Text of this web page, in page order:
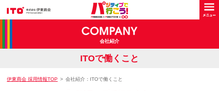
会社紹介
ITOで働くこと
伊東商会 採用情報TOP 会社紹介：ITOで働くこと